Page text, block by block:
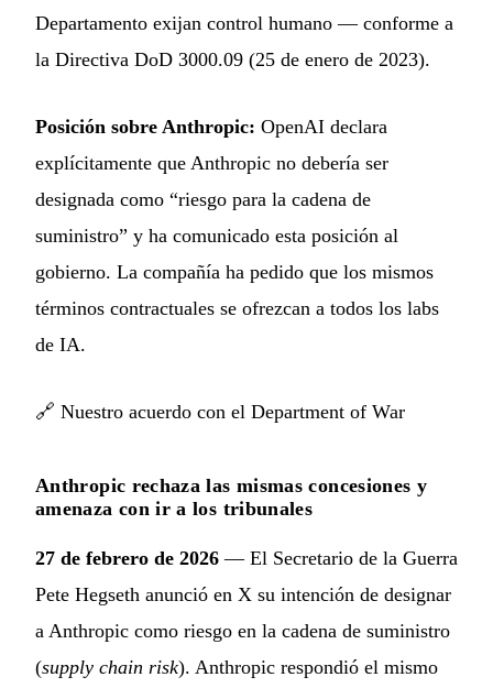
Departamento exijan control humano — conforme a
la Directiva DoD 3000.09 (25 de enero de 2023).
Posición sobre Anthropic: OpenAI declara
explícitamente que Anthropic no debería ser
designada como “riesgo para la cadena de
suministro” y ha comunicado esta posición al
gobierno. La compañía ha pedido que los mismos
términos contractuales se ofrezcan a todos los labs
de IA.
🔗 Nuestro acuerdo con el Department of War
Anthropic rechaza las mismas concesiones y
amenaza con ir a los tribunales
27 de febrero de 2026 — El Secretario de la Guerra
Pete Hegseth anunció en X su intención de designar
a Anthropic como riesgo en la cadena de suministro
(supply chain risk). Anthropic respondió el mismo